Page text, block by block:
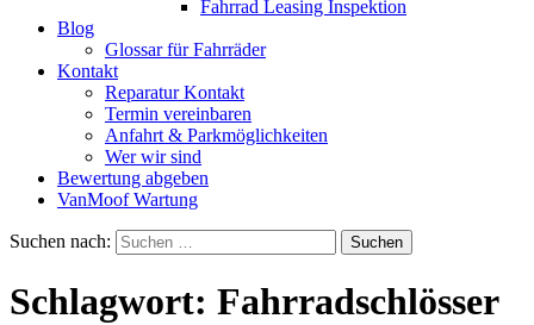
Fahrrad Leasing Inspektion
Blog
Glossar für Fahrräder
Kontakt
Reparatur Kontakt
Termin vereinbaren
Anfahrt & Parkmöglichkeiten
Wer wir sind
Bewertung abgeben
VanMoof Wartung
Suchen nach:
Schlagwort: Fahrradschlösser